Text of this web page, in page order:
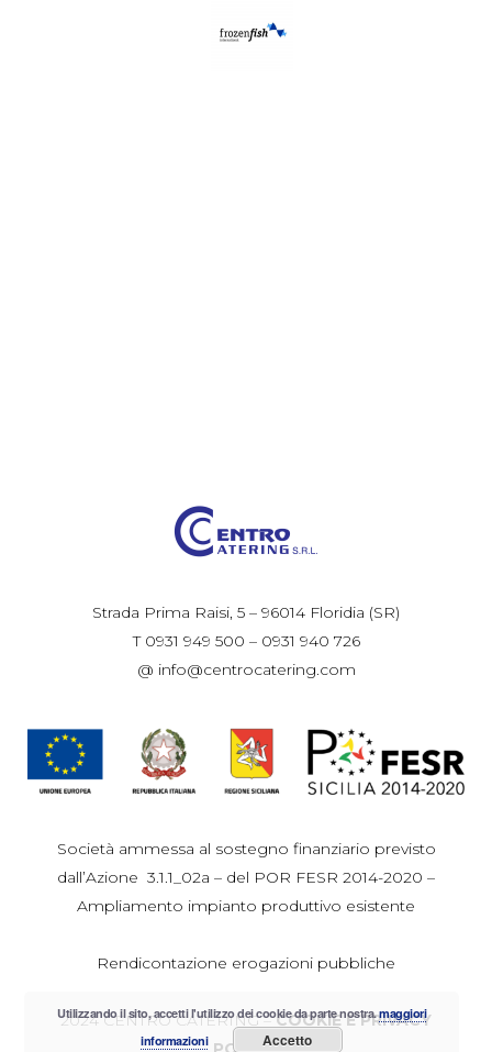
Strada Prima Raisi, 5 – 96014 Floridia (SR)
T 0931 949 500 – 0931 940 726
@ info@centrocatering.com
Società ammessa al sostegno finanziario previsto
dall’Azione 3.1.1_02a – del POR FESR 2014-2020 –
Ampliamento impianto produttivo esistente
Rendicontazione erogazioni pubbliche
2024 CENTRO CATERING –COOKIE E PRIVACY
Utilizzando il sito, accetti l'utilizzo dei cookie da parte nostra.maggiori
informazioni
Accetto